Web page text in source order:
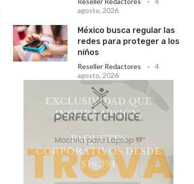
agosto, 2026
México busca regular las
redes para proteger a los
niños
Reseller Redactores
4
agosto, 2026